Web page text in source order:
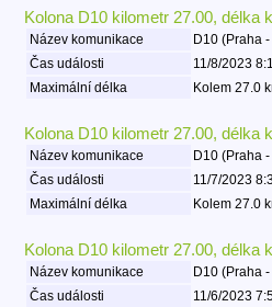
Kolona D10 kilometr 27.00, délka
Název komunikace
D10 (Praha
Čas události
11/8/2023
Maximální délka
Kolem 27.0
Kolona D10 kilometr 27.00, délka
Název komunikace
D10 (Praha
Čas události
11/7/2023
Maximální délka
Kolem 27.0
Kolona D10 kilometr 27.00, délka
Název komunikace
D10 (Praha
Čas události
11/6/2023